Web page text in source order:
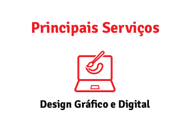
Principais Serviços
Design Gráfico e Digital